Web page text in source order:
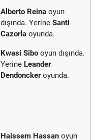
Alberto Reina oyun
dışında. Yerine Santi
Cazorla oyunda.
Kwasi Sibo oyun dışında.
Yerine Leander
Dendonckeroyunda.
Haissem Hassan oyun